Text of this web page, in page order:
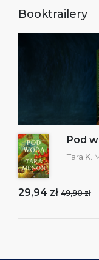
Booktrailery
Pod
Tara K.
29,94 zł 49,90 zł